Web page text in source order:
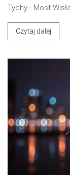
Tychy - Most
Czytaj dalej